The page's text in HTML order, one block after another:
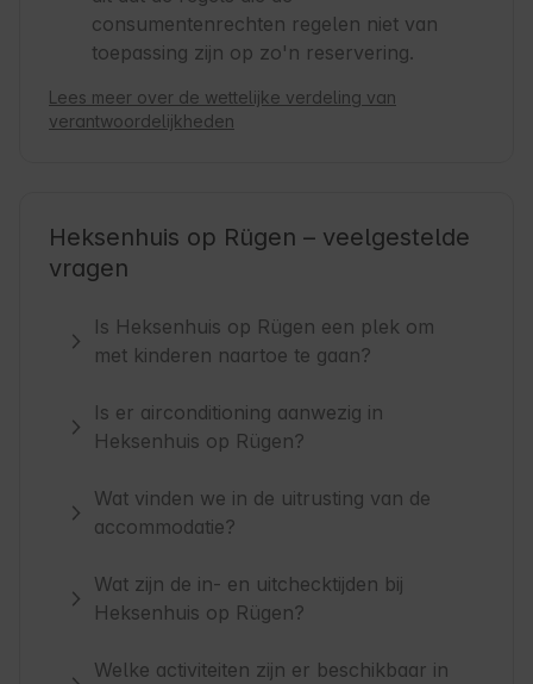
consumentenrechten regelen niet van
toepassing zijn op zo'n reservering.
Lees meer over de wettelijke verdeling van
verantwoordelijkheden
Heksenhuis op Rügen – veelgestelde
vragen
Is Heksenhuis op Rügen een plek om
met kinderen naartoe te gaan?
Is er airconditioning aanwezig in
Heksenhuis op Rügen?
Wat vinden we in de uitrusting van de
accommodatie?
Wat zijn de in- en uitchecktijden bij
Heksenhuis op Rügen?
Welke activiteiten zijn er beschikbaar in